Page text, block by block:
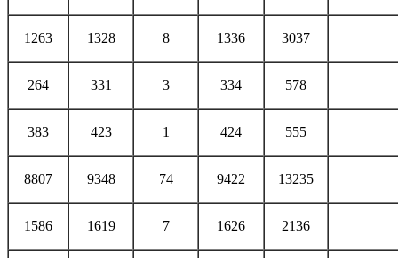
3037
1336
8
1328
1263
578
334
3
331
264
555
424
1
423
383
13235
9422
74
9348
8807
2136
1626
7
1619
1586